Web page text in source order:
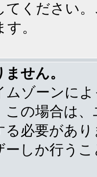
てください
。
せん。
ムゾーンに
この場合は
る必要があ
ーしか行う